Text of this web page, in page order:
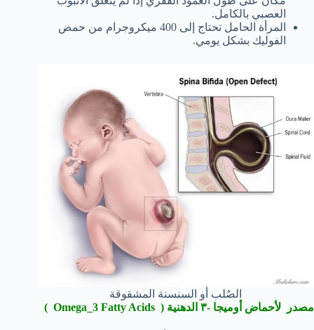
العصبي بالكامل.
المرأة الحامل تحتاج إلى 400 ميكروجرام من حمض
الفوليك بشكل يومي.
الصُلب أو السنسنة المشقوقة
مصدر لأحماض أوميجا -٣ الدهنية ( Omega_3 Fatty Acids )